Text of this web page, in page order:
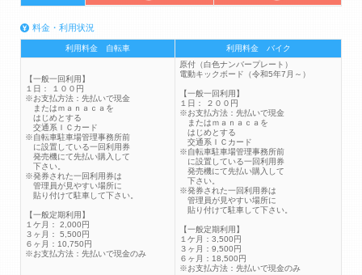
料金・利用状況
利用料金 自転車 利用料金 バイク
【一般一回利用】
１日： １００円
※お支払方法：先払いで現金
またはｍａｎａｃａを
はじめとする
交通系ＩＣカード
※自転車駐車場管理事務所前
に設置している一回利用券
発売機にて先払い購入して
下さい。
※発券された一回利用券は
管理員が見やすい場所に
貼り付けて駐車して下さい。
【一般定期利用】
１ケ月： 2,000円
３ヶ月： 5,500円
６ヶ月：10,750円
※お支払方法：先払いで現金のみ
原付（白色ナンバープレート）
電動キックボード（令和5年7月～）
【一般一回利用】
１日： ２００円
※お支払方法：先払いで現金
またはｍａｎａｃａを
はじめとする
交通系ＩＣカード
※自転車駐車場管理事務所前
に設置している一回利用券
発売機にて先払い購入して
下さい。
※発券された一回利用券は
管理員が見やすい場所に
貼り付けて駐車して下さい。
【一般定期利用】
１ケ月：3,500円
３ヶ月：9,500円
６ヶ月：18,500円
※お支払方法：先払いで現金のみ